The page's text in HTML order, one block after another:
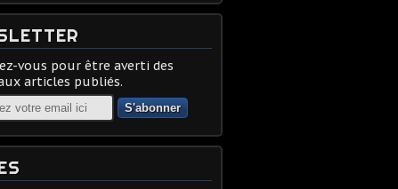
vous pour être averti des
articles publiés.